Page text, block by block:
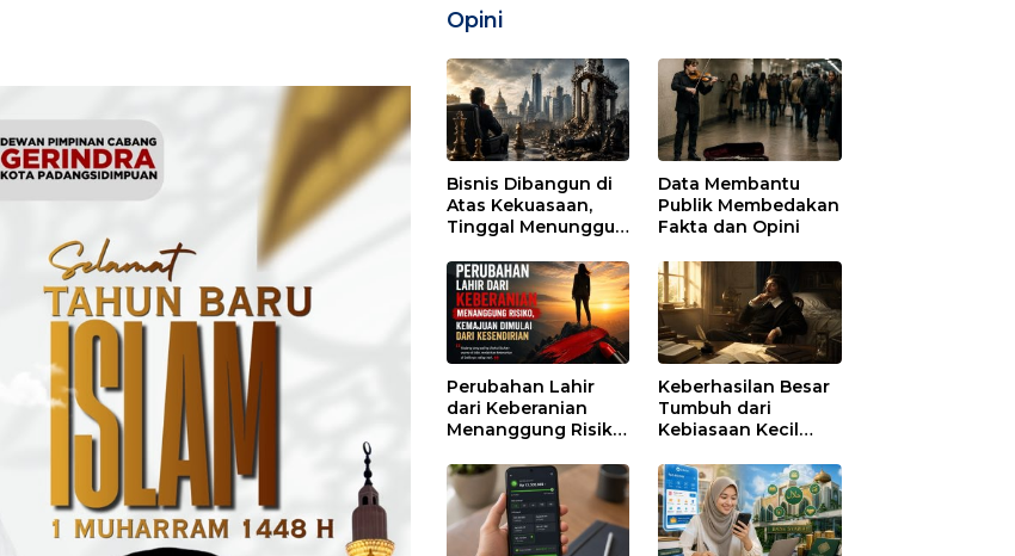
Opini
Bisnis Dibangun di
Atas Kekuasaan,
Tinggal Menunggu
Data Membantu
Publik Membedakan
Fakta dan Opini
Perubahan Lahir
dari Keberanian
Menanggung Risiko,
dari Kesendirian
Keberhasilan Besar
Tumbuh dari
Kebiasaan Kecil
dengan Sabar